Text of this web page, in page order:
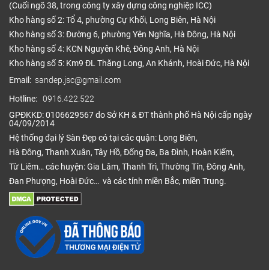
(Cuối ngõ 38, trong công ty xây dựng công nghiệp ICC)
Kho hàng số 2: Tổ 4, phường Cự Khối, Long Biên, Hà Nội
Kho hàng số 3: Đường 6, phường Yên Nghĩa, Hà Đông, Hà Nội
Kho hàng số 4: KCN Nguyên Khê, Đông Anh, Hà Nội
Kho hàng số 5: Km9 ĐL Thăng Long, An Khánh, Hoài Đức, Hà Nội
Email: sandep.jsc@gmail.com
Hotline: 0916.422.522
GPĐKKD: 0106629567 do Sở KH & ĐT thành phố Hà Nội cấp ngày
04/09/2014
Hệ thống đại lý Sàn Đẹp có tại các quận: Long Biên,
Hà Đông, Thanh Xuân, Tây Hồ, Đống Đa, Ba Đình, Hoàn Kiếm,
Từ Liêm… các huyện: Gia Lâm, Thanh Trì, Thường Tín, Đông Anh,
Đan Phượng, Hoài Đức… và các tỉnh miền Bắc, miền Trung.